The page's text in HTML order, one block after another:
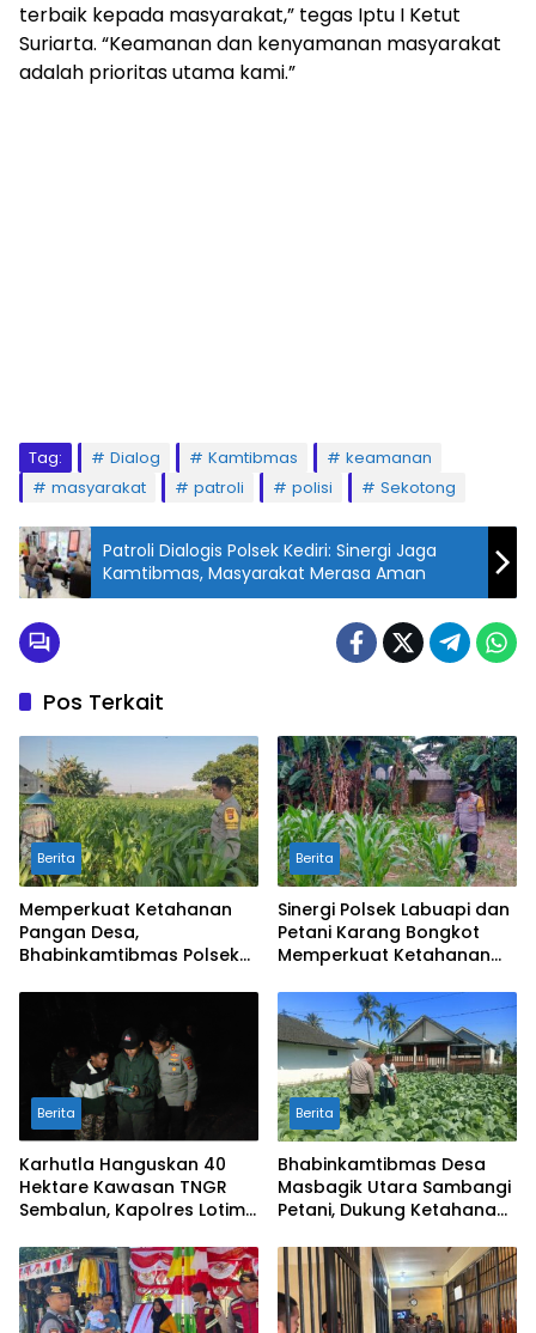
terbaik kepada masyarakat,” tegas Iptu I Ketut
Suriarta. “Keamanan dan kenyamanan masyarakat
adalah prioritas utama kami.”
Tag: Dialog Kamtibmas
keamanan
masyarakat
patroli polisi Sekotong
Patroli Dialogis Polsek Kediri: Sinergi Jaga
Kamtibmas, Masyarakat Merasa Aman
Pos Terkait
Berita
Memperkuat Ketahanan
Pangan Desa,
Bhabinkamtibmas Polsek
Kuranji Dalang
Berita
Sinergi Polsek Labuapi dan
Petani Karang Bongkot
Memperkuat Ketahanan
Berita
Karhutla Hanguskan 40
Hektare Kawasan TNGR
Sembalun, Kapolres Lotim
Api
Berita
Bhabinkamtibmas Desa
Masbagik Utara Sambangi
Petani, Dukung Ketahanan
Pangan